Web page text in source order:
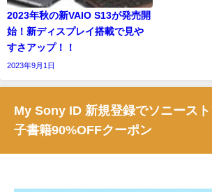
2023年秋の新VAIO S13が発売開
始！新ディスプレイ搭載で見や
すさアップ！！
2023年9月1日
My Sony ID 新規登録でソニース
子書籍90%OFFクーポン